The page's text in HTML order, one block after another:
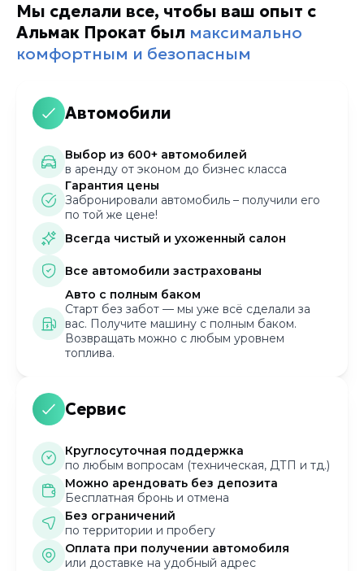
Мы сделали все, чтобы ваш опыт с
Альмак Прокат был максимально
комфортным и безопасным
Автомобили
Выбор из 600+ автомобилей
в аренду от эконом до бизнес класса
Гарантия цены
Забронировали автомобиль – получили его
по той же цене!
Всегда чистый и ухоженный салон
Все автомобили застрахованы
Авто с полным баком
Старт без забот — мы уже всё сделали за
вас. Получите машину с полным баком.
Возвращать можно с любым уровнем
топлива.
Сервис
Круглосуточная поддержка
по любым вопросам (техническая, ДТП и тд.)
Можно арендовать без депозита
Бесплатная бронь и отмена
Без ограничений
по территории и пробегу
Оплата при получении автомобиля
или доставке на удобный адрес